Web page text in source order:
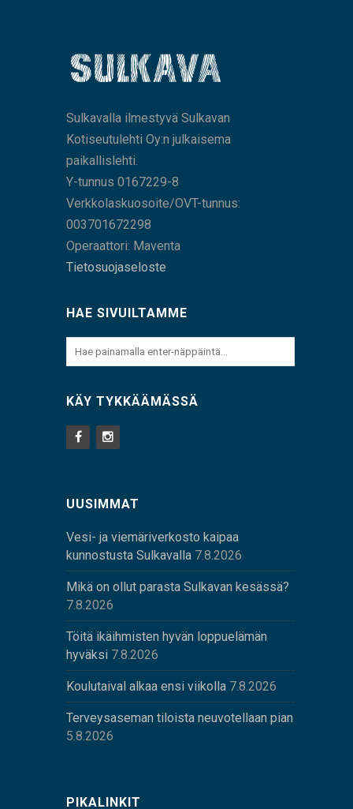
Sulkavalla ilmestyvä Sulkavan
Kotiseutulehti Oy:n julkaisema
paikallislehti.
Y-tunnus 0167229-8
Verkkolaskuosoite/OVT-tunnus:
003701672298
Operaattori: Maventa
Tietosuojaseloste
HAE SIVUILTAMME
KÄY TYKKÄÄMÄSSÄ
UUSIMMAT
Vesi- ja viemäriverkosto kaipaa
kunnostusta Sulkavalla 7.8.2026
Mikä on ollut parasta Sulkavan kesässä?
7.8.2026
Töitä ikäihmisten hyvän loppuelämän
hyväksi 7.8.2026
Koulutaival alkaa ensi viikolla 7.8.2026
Terveysaseman tiloista neuvotellaan pian
5.8.2026
PIKALINKIT